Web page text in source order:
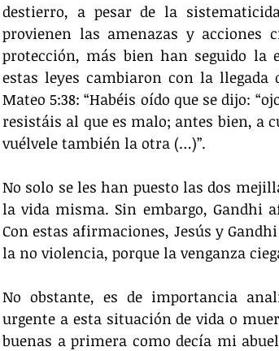
destierro, a pesar de la
provienen las amenazas y acciones
protección, más bien han seguido la
estas leyes cambiaron con la
Mateo 5:38: “Habéis oído que se dijo:
resistáis al que es malo; antes bien, a
vuélvele también la otra (…)”.
No solo se les han puesto las dos
la vida misma. Sin embargo, Gandhi
Con estas afirmaciones, Jesús y
la no violencia, porque la venganza
No obstante, es de importancia
urgente a esta situación de vida o
buenas a primera como decía mi